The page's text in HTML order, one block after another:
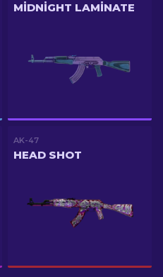
MIDNIGHT LAMINATE
AK-47
HEAD SHOT